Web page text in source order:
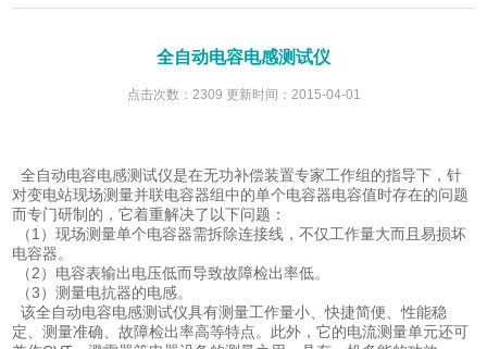
全自动电容电感测试仪
点击次数：2309 更新时间：2015-04-01
全自动电容电感测试仪是在无功补偿装置专家工作组的指导下，针
对变电站现场测量并联电容器组中的单个电容器电容值时存在的问题
而专门研制的，它着重解决了以下问题：
（1）现场测量单个电容器需拆除连接线，不仅工作量大而且易损坏
电容器。
（2）电容表输出电压低而导致故障检出率低。
（3）测量电抗器的电感。
该全自动电容电感测试仪具有测量工作量小、快捷简便、性能稳
定、测量准确、故障检出率高等特点。此外，它的电流测量单元还可